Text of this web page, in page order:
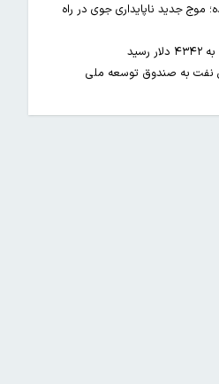
جوی ۵ روز آینده؛ موج جدید ناپایداری جوی در راه